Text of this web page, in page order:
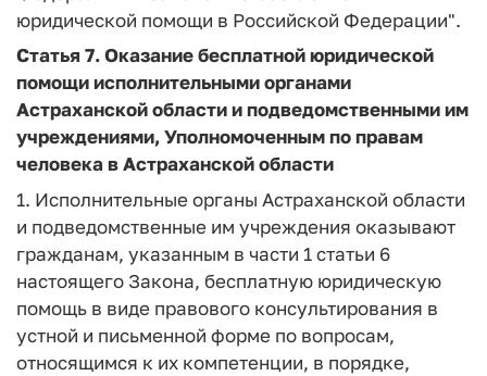
юридической помощи в Российской Федерации".
Статья 7.Оказание бесплатной юридической
помощи исполнительными органами
Астраханской области и подведомственными им
учреждениями, Уполномоченным по правам
человека в Астраханской области
1. Исполнительные органы Астраханской области
и подведомственные им учреждения оказывают
гражданам, указанным в части 1 статьи 6
настоящего Закона, бесплатную юридическую
помощь в виде правового консультирования в
устной и письменной форме по вопросам,
относящимся к их компетенции, в порядке,